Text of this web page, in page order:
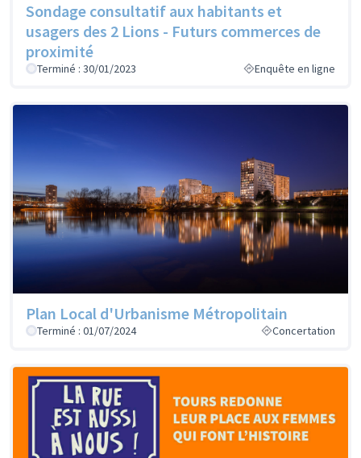
Sondage consultatif aux habitants et
usagers des 2 Lions - Futurs commerces de
proximité
Terminé : 30/01/2023 Enquête en ligne
Plan Local d'Urbanisme Métropolitain
Terminé : 01/07/2024 Concertation